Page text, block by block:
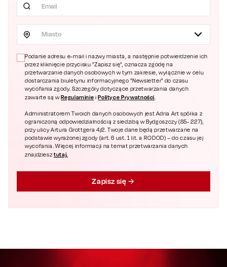
Miasto
Podanie adresu e-mail i nazwy miasta, a następnie potwierdzenie ich
przez kliknięcie przycisku "Zapisz się", oznacza zgodę na
przetwarzanie danych osobowych w tym zakresie, wyłącznie w celu
dostarczania biuletynu informacyjnego "Newsletter" do czasu
wycofania zgody. Szczegóły dotyczące przetwarzania danych
zawarte są wRegulaminie i Polityce Prywatności.
Administratorem Twoich danych osobowych jest Adria Art spółka z
ograniczoną odpowiedzialnością z siedzibą w Bydgoszczy (85- 227),
przy ulicy Artura Grottgera 4/2. Twoje dane będą przetwarzane na
podstawie wyrażonej zgody (art. 6 ust. 1 lit. a RODOD) – do czasu jej
wycofania. Więcej informacji na temat przetwarzania danych
znajdziesztutaj.
Zapisz się